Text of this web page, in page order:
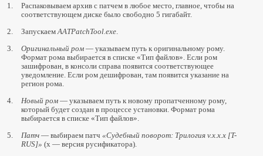
1.
Распаковываем архив с патчем в любое место, главное, чтобы на
соответствующем диске было свободно 5 гигабайт.
2.
ЗапускаемAATPatchTool.exe.
3.
Оригинальный ром — указываем путь к оригинальному рому.
Формат рома выбирается в списке «Тип файлов». Если ром
зашифрован, в консоли справа появится соответствующее
уведомление. Если ром дешифрован, там появится указание на
регион рома.
4.
Новый ром — указываем путь к новому пропатченному рому,
который будет создан в процессе установки. Формат рома
выбирается в списке «Тип файлов».
5.
Патч — выбираем патч «Судебный поворот: Трилогия v.х.х.х [T-
RUS]» (х — версия русификатора).